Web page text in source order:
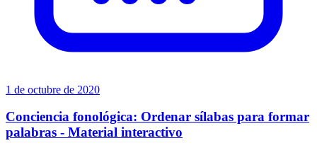
1 de octubre de 2020
Conciencia fonológica: Ordenar sílabas para formar
palabras - Material interactivo